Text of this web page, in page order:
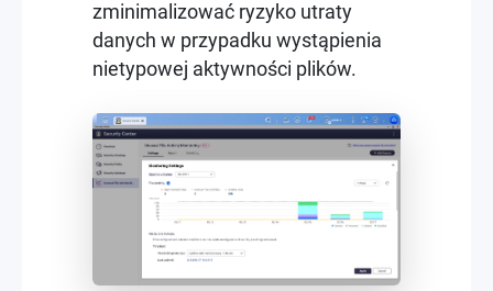
zminimalizować ryzyko utraty
danych w przypadku wystąpienia
nietypowej aktywności plików.